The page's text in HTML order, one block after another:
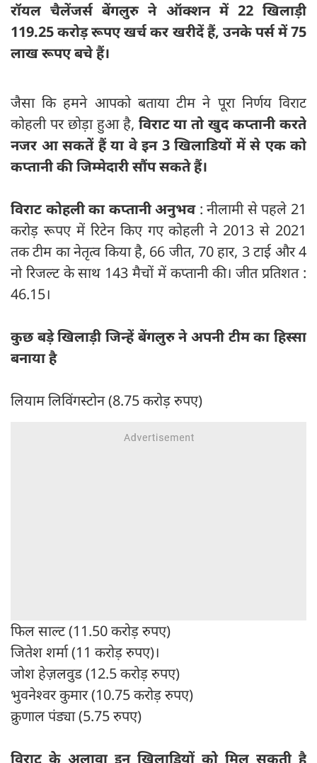
रॉयल चैलेंजर्स बेंगलुरु ने ऑक्शन में 22 खिलाड़ी
119.25 करोड़ रूपए खर्च कर खरीदें हैं, उनके पर्स में 75
लाख रूपए बचे हैं।
जैसा कि हमने आपको बताया टीम ने पूरा निर्णय विराट
कोहली पर छोड़ा हुआ है, विराट या तो खुद कप्तानी करते
नजर आ सकतें हैं या वे इन 3 खिलाडियों में से एक को
कप्तानी की जिम्मेदारी सौंप सकते हैं।
विराट कोहली का कप्तानी अनुभव: नीलामी से पहले 21
करोड़ रूपए में रिटेन किए गए कोहली ने 2013 से 2021
तक टीम का नेतृत्व किया है, 66 जीत, 70 हार, 3 टाई और 4
नो रिजल्ट के साथ 143 मैचों में कप्तानी की। जीत प्रतिशत :
46.15।
कुछ बड़े खिलाड़ी जिन्हें बेंगलुरु ने अपनी टीम का हिस्सा
बनाया है
लियाम लिविंगस्टोन (8.75 करोड़ रुपए)
फिल साल्ट (11.50 करोड़ रुपए)
जितेश शर्मा (11 करोड़ रुपए)।
जोश हेज़लवुड (12.5 करोड़ रुपए)
भुवनेश्वर कुमार (10.75 करोड़ रुपए)
क्रुणाल पंड्या (5.75 रुपए)
विराट के अलावा इन खिलाड़ियों को मिल सकती है